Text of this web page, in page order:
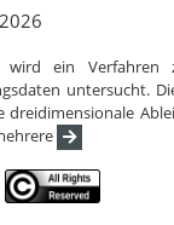
ein Verfahren
untersucht.